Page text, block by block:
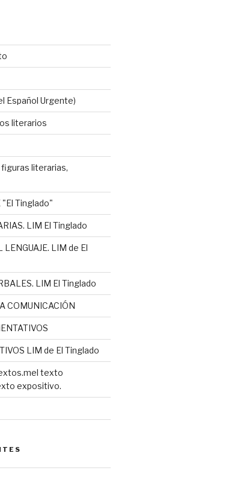
Español Urgente)
literarios
literarias,
"El Tinglado"
LIM El Tinglado
LENGUAJE. LIM de El
LIM El Tinglado
COMUNICACIÓN
LIM de El Tinglado
texto
expositivo.